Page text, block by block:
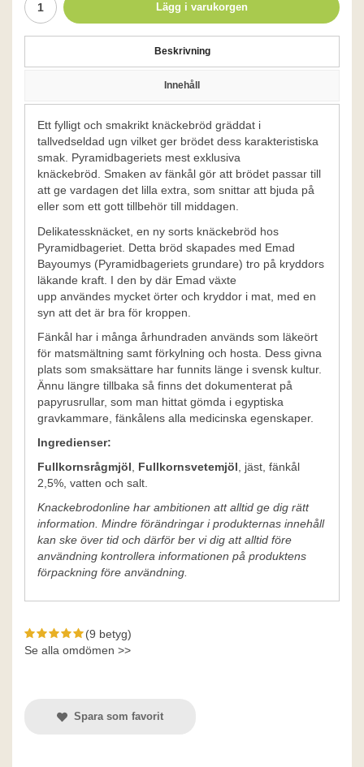
Lägg i varukorgen
Beskrivning
Innehåll
Ett fylligt och smakrikt knäckebröd gräddat i
tallvedseldad ugn vilket ger brödet dess karakteristiska
smak. Pyramidbageriets mest exklusiva
knäckebröd. Smaken av fänkål gör att brödet passar till
att ge vardagen det lilla extra, som snittar att bjuda på
eller som ett gott tillbehör till middagen.
Delikatessknäcket, en ny sorts knäckebröd hos
Pyramidbageriet. Detta bröd skapades med Emad
Bayoumys (Pyramidbageriets grundare) tro på kryddors
läkande kraft. I den by där Emad växte
upp användes mycket örter och kryddor i mat, med en
syn att det är bra för kroppen.
Fänkål har i många århundraden används som läkeört
för matsmältning samt förkylning och hosta. Dess givna
plats som smaksättare har funnits länge i svensk kultur.
Ännu längre tillbaka så finns det dokumenterat på
papyrusrullar, som man hittat gömda i egyptiska
gravkammare, fänkålens alla medicinska egenskaper.
Ingredienser:
Fullkornsrågmjöl
Fullkornsvetemjöl , jäst, fänkål
2,5%, vatten och salt.
Knackebrodonline har ambitionen att alltid ge dig rätt
information. Mindre förändringar i produkternas innehåll
kan ske över tid och därför ber vi dig att alltid före
användning kontrollera informationen på produktens
förpackning före användning.
(9 betyg)
Se alla omdömen >>
Spara som favorit